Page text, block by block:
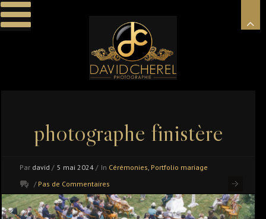
photographe finistère
Par david / 5 mai 2024 / In Cérémonies, Portfolio mariage
/ Pas de Commentaires